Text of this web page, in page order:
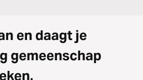
en daagt je
gemeenschap